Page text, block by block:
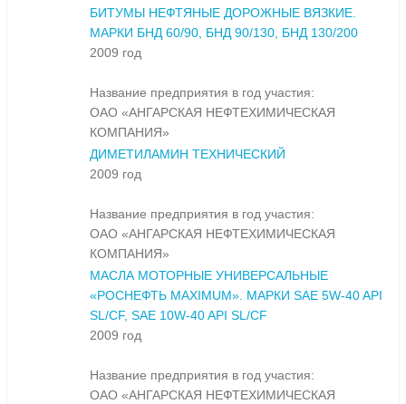
БИТУМЫ НЕФТЯНЫЕ ДОРОЖНЫЕ ВЯЗКИЕ.
МАРКИ БНД 60/90, БНД 90/130, БНД 130/200
2009 год
Название предприятия в год участия:
ОАО «АНГАРСКАЯ НЕФТЕХИМИЧЕСКАЯ
КОМПАНИЯ»
ДИМЕТИЛАМИН ТЕХНИЧЕСКИЙ
2009 год
Название предприятия в год участия:
ОАО «АНГАРСКАЯ НЕФТЕХИМИЧЕСКАЯ
КОМПАНИЯ»
МАСЛА МОТОРНЫЕ УНИВЕРСАЛЬНЫЕ
«РОСНЕФТЬ MAXIMUM». МАРКИ SAE 5W-40 API
SL/CF, SAE 10W-40 API SL/CF
2009 год
Название предприятия в год участия:
ОАО «АНГАРСКАЯ НЕФТЕХИМИЧЕСКАЯ